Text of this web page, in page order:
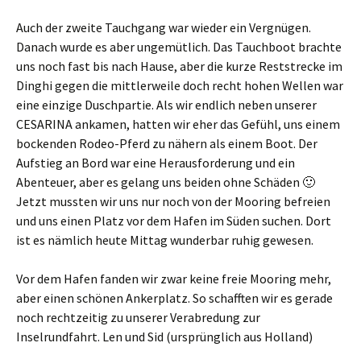
Auch der zweite Tauchgang war wieder ein Vergnügen.
Danach wurde es aber ungemütlich. Das Tauchboot brachte
uns noch fast bis nach Hause, aber die kurze Reststrecke im
Dinghi gegen die mittlerweile doch recht hohen Wellen war
eine einzige Duschpartie. Als wir endlich neben unserer
CESARINA ankamen, hatten wir eher das Gefühl, uns einem
bockenden Rodeo-Pferd zu nähern als einem Boot. Der
Aufstieg an Bord war eine Herausforderung und ein
Abenteuer, aber es gelang uns beiden ohne Schäden 🙂
Jetzt mussten wir uns nur noch von der Mooring befreien
und uns einen Platz vor dem Hafen im Süden suchen. Dort
ist es nämlich heute Mittag wunderbar ruhig gewesen.
Vor dem Hafen fanden wir zwar keine freie Mooring mehr,
aber einen schönen Ankerplatz. So schafften wir es gerade
noch rechtzeitig zu unserer Verabredung zur
Inselrundfahrt. Len und Sid (ursprünglich aus Holland)